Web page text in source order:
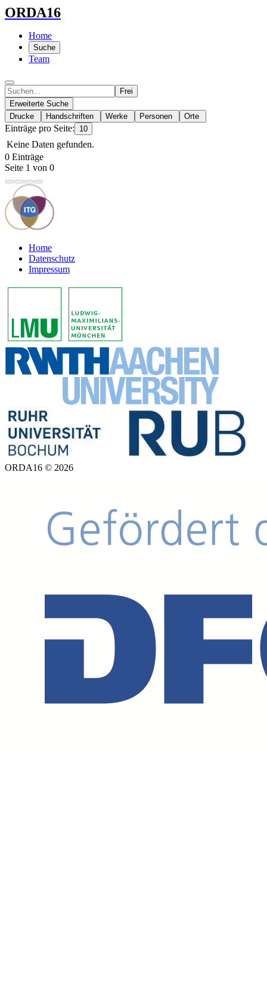
ORDA16
Home
Suche
Team
Frei
Erweiterte Suche
Drucke
Handschriften Werke Personen Orte
Einträge pro Seite: 10
Keine Daten gefunden.
0 Einträge
Seite 1 von 0
Home
Datenschutz
Impressum
ORDA16 © 2026